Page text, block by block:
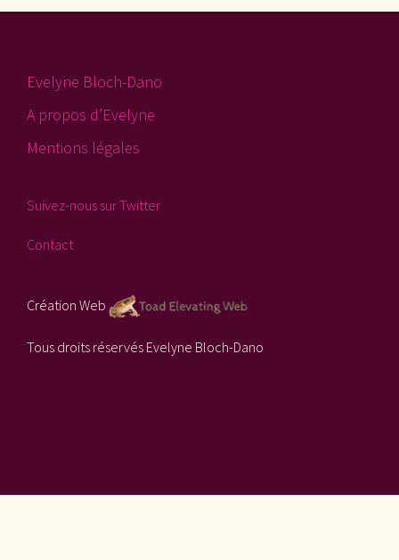
Evelyne Bloch-Dano
A propos d’Evelyne
Mentions légales
Suivez-nous sur Twitter
Contact
Création Web
Tous droits réservés Evelyne Bloch-Dano